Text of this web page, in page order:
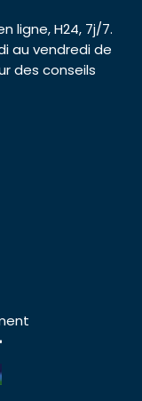
ligne, H24, 7j/7.
au vendredi de
des conseils